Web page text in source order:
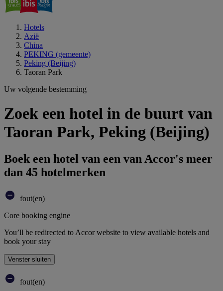
Hotels
Azië
China
PEKING (gemeente)
Peking (Beijing)
Taoran Park
Uw volgende bestemming
Zoek een hotel in de buurt van
Taoran Park, Peking (Beijing)
Boek een hotel van een van Accor's meer
dan 45 hotelmerken
fout(en)
Core booking engine
You’ll be redirected to Accor website to view available hotels and
book your stay
Venster sluiten
fout(en)